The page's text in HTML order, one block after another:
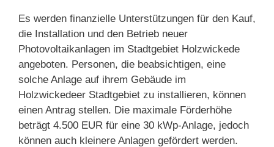
Es werden finanzielle Unterstützungen für den Kauf,
die Installation und den Betrieb neuer
Photovoltaikanlagen im Stadtgebiet Holzwickede
angeboten. Personen, die beabsichtigen, eine
solche Anlage auf ihrem Gebäude im
Holzwickedeer Stadtgebiet zu installieren, können
einen Antrag stellen. Die maximale Förderhöhe
beträgt 4.500 EUR für eine 30 kWp-Anlage, jedoch
können auch kleinere Anlagen gefördert werden.